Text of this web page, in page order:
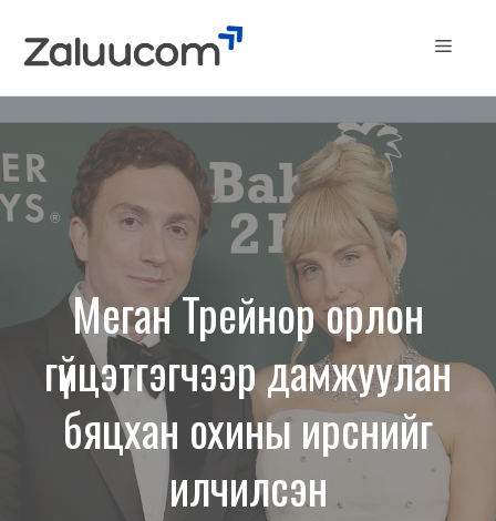
Menu
Меган Трейнор орлон
гүйцэтгэгчээр дамжуулан
бяцхан охины ирснийг
илчилсэн